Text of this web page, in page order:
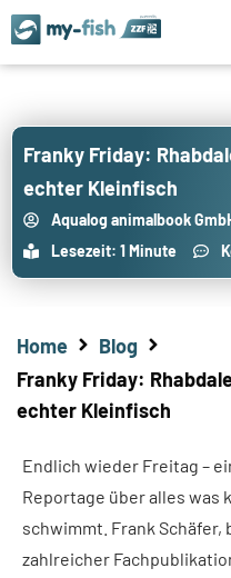
Franky Friday:
echter Kleinfisch
Aqualog animalbook
Lesezeit: 1 Minute
Home
Blog
Franky Friday:
echter Kleinfisch
Endlich wieder Freitag –
Reportage über alles
schwimmt. Frank
zahlreicher